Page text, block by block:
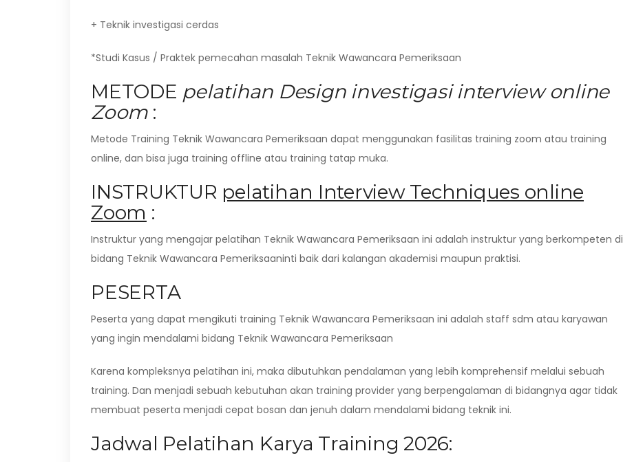
+ Teknik investigasi cerdas
*Studi Kasus / Praktek pemecahan masalah Teknik Wawancara Pemeriksaan
METODE pelatihan Design investigasi interview online
Zoom :
Metode Training Teknik Wawancara Pemeriksaan dapat menggunakan fasilitas training zoom atau training
online, dan bisa juga training offline atau training tatap muka.
INSTRUKTUR pelatihan Interview Techniques online
Zoom :
Instruktur yang mengajar pelatihan Teknik Wawancara Pemeriksaan ini adalah instruktur yang berkompeten di
bidang Teknik Wawancara Pemeriksaaninti baik dari kalangan akademisi maupun praktisi.
PESERTA
Peserta yang dapat mengikuti training Teknik Wawancara Pemeriksaan ini adalah staff sdm atau karyawan
yang ingin mendalami bidang Teknik Wawancara Pemeriksaan
Karena kompleksnya pelatihan ini, maka dibutuhkan pendalaman yang lebih komprehensif melalui sebuah
training. Dan menjadi sebuah kebutuhan akan training provider yang berpengalaman di bidangnya agar tidak
membuat peserta menjadi cepat bosan dan jenuh dalam mendalami bidang teknik ini.
Jadwal Pelatihan Karya Training 2026: